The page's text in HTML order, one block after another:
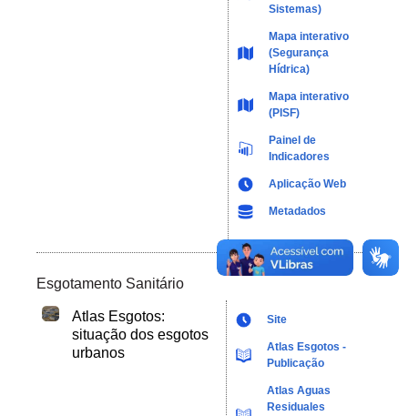
Sistemas)
Mapa interativo
(Segurança
Hídrica)
Mapa interativo
(PISF)
Painel de
Indicadores
Aplicação Web
Metadados
Esgotamento Sanitário
Atlas Esgotos:
situação dos esgotos
urbanos
Site
Atlas Esgotos -
Publicação
Atlas Aguas
Residuales